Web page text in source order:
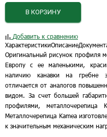
В КОРЗИНУ
Добавить к сравнению
ХарактеристикиОписание
Оригинальный рисунок профиля
Европу с ее маленькими,
наличию канавки на гребне
отличается от аналогов
видом. За счет большей
профилями, металлочерепица
Металлочерепица Kamea
к значительным механическим